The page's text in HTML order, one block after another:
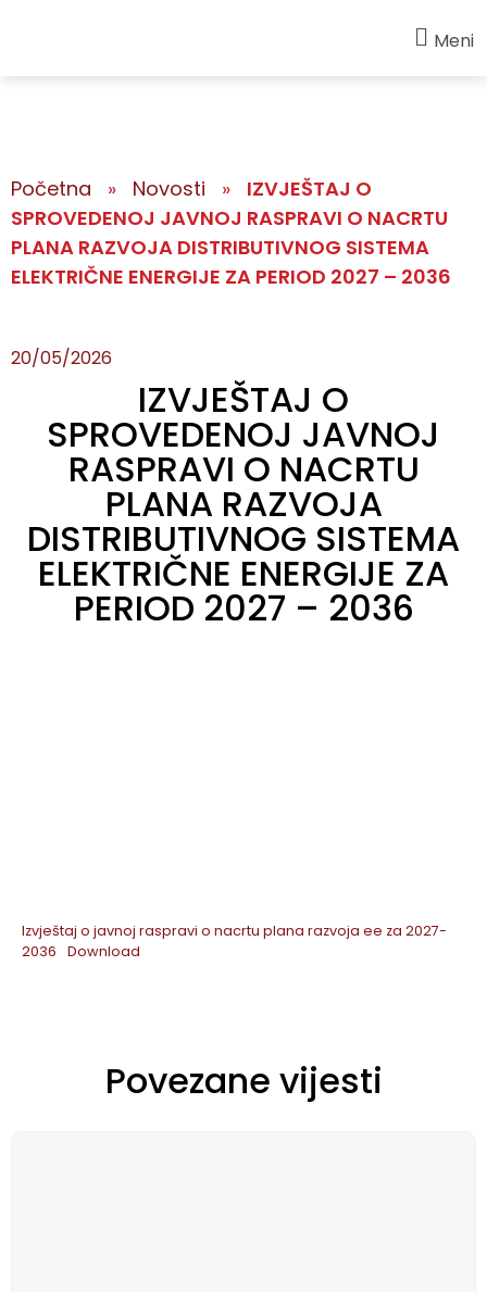
Meni
Početna » Novosti »
IZVJEŠTAJ O
SPROVEDENOJ JAVNOJ RASPRAVI O NACRTU
PLANA RAZVOJA DISTRIBUTIVNOG SISTEMA
ELEKTRIČNE ENERGIJE ZA PERIOD 2027 – 2036
20/05/2026
IZVJEŠTAJ O
SPROVEDENOJ JAVNOJ
RASPRAVI O NACRTU
PLANA RAZVOJA
DISTRIBUTIVNOG SISTEMA
ELEKTRIČNE ENERGIJE ZA
PERIOD 2027 – 2036
Izvještaj o javnoj raspravi o nacrtu plana razvoja ee za 2027-
2036
Download
Povezane vijesti